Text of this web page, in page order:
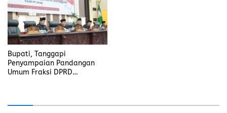
Bupati, Tanggapi
Penyampaian Pandangan
Umum Fraksi DPRD